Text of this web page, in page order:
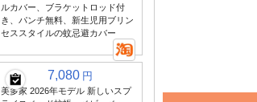
ルカバー、ブラケットロッド付
き、パンチ無料、新生児用ブリン
セススタイルの蚊忌避カバー
7,080 円
美多家 2026年モデル 新しいスプ